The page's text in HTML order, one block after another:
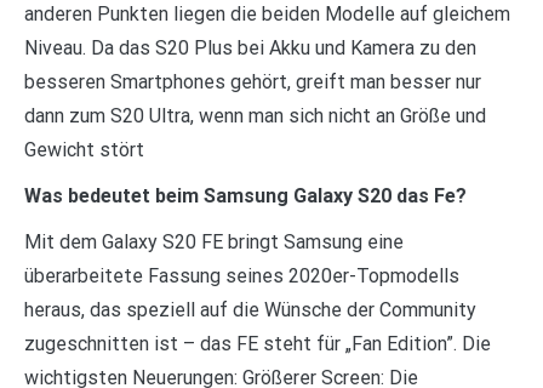
anderen Punkten liegen die beiden Modelle auf gleichem
Niveau. Da das S20 Plus bei Akku und Kamera zu den
besseren Smartphones gehört, greift man besser nur
dann zum S20 Ultra, wenn man sich nicht an Größe und
Gewicht stört
Was bedeutet beim Samsung Galaxy S20 das Fe?
Mit dem Galaxy S20 FE bringt Samsung eine
überarbeitete Fassung seines 2020er-Topmodells
heraus, das speziell auf die Wünsche der Community
zugeschnitten ist – das FE steht für „Fan Edition”. Die
wichtigsten Neuerungen: Größerer Screen: Die